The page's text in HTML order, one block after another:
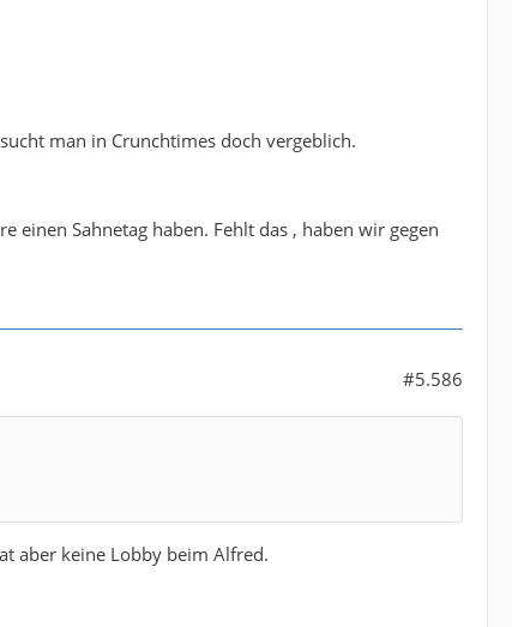
man in Crunchtimes doch vergeblich.
einen Sahnetag haben. Fehlt das , haben wir gegen
#5.586
aber keine Lobby beim Alfred.